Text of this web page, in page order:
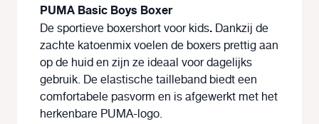
PUMA Basic Boys Boxer
De sportieve boxershort voor kids. Dankzij de
zachte katoenmix voelen de boxers prettig aan
op de huid en zijn ze ideaal voor dagelijks
gebruik. De elastische tailleband biedt een
comfortabele pasvorm en is afgewerkt met het
herkenbare PUMA-logo.